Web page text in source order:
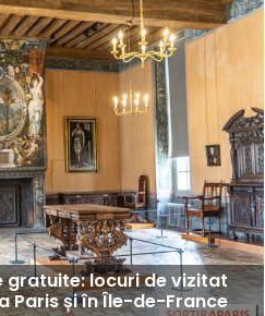
gratuite: locuri de vizitat
Paris și în Île-de-France